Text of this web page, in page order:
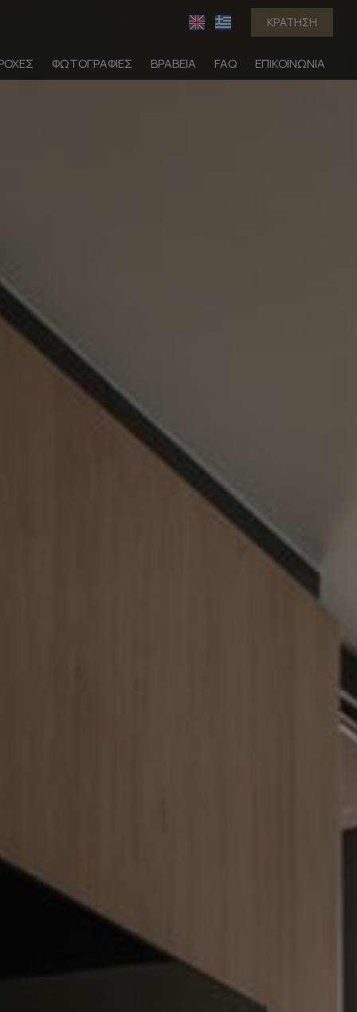
ΚΡΆΤΗΣΗ
ΦΩΤΟΓΡΑΦΊΕΣ ΒΡΑΒΕΊΑ FAQ ΕΠΙΚΟΙΝΩΝΊΑ